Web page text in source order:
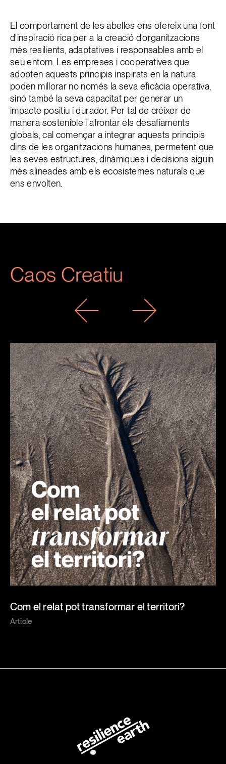
El comportament de les abelles ens ofereix una font
d'inspiració rica per a la creació d'organitzacions
més resilients, adaptatives i responsables amb el
seu entorn. Les empreses i cooperatives que
adopten aquests principis inspirats en la natura
poden millorar no només la seva eficàcia operativa,
sinó també la seva capacitat per generar un
impacte positiu i durador. Per tal de créixer de
manera sostenible i afrontar els desafiaments
globals, cal començar a integrar aquests principis
dins de les organitzacions humanes, permetent que
les seves estructures, dinàmiques i decisions siguin
més alineades amb els ecosistemes naturals que
ens envolten.
Caos Creatiu
Next
Com el relat pot transformar el territori?
Article